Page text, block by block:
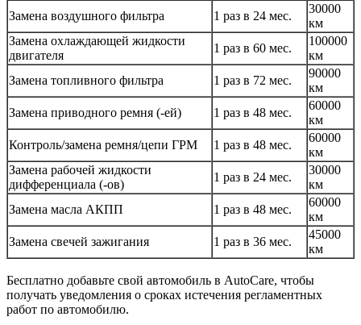
Замена воздушного фильтра
1 раз в 24 мес.
30000
км
Замена охлаждающей жидкости
двигателя
1 раз в 60 мес.
100000
км
Замена топливного фильтра
1 раз в 72 мес.
90000
км
Замена приводного ремня (-ей)
1 раз в 48 мес.
60000
км
Контроль/замена ремня/цепи ГРМ
1 раз в 48 мес.
60000
км
Замена рабочей жидкости
дифференциала (-ов)
1 раз в 24 мес.
30000
км
Замена масла АКПП
1 раз в 48 мес.
60000
км
Замена свечей зажигания
1 раз в 36 мес.
45000
км
Бесплатно добавьте свой автомобиль в AutoCare, чтобы
получать уведомления о сроках истечения регламентных
работ по автомобилю.